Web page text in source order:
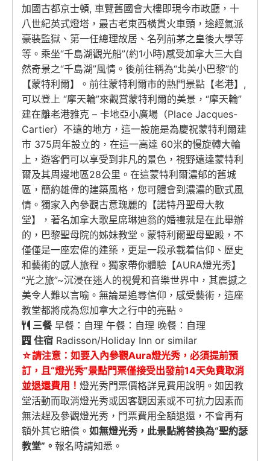
加國古都京士頓, 車覽舊國會大樓即現今市政廳，十
八世紀英式燈塔，最古老東西橫貫火車頭，途經氣派
豪裝監獄、第一任總理故居、名列前茅之皇後大學等
等。乘坐“千島湖觀光船”(約1小時)感受加拿大三大自
然奇景之“千島湖”風情。後前往稱為“北美小巴黎”的
【蒙特利爾】。前往蒙特利爾市的熱門景點【老港】,
可以登上 “摩天輪”來觀賞蒙特利爾的美景，“摩天輪”
建在離老港雅克 – 卡地亞小廣場（Place Jacques-
Cartier）不遠的地方，這一設施是為慶祝蒙特利爾建
市 375周年設立的，在這一高達 60米的慢旋轉大輪
上，遊客們可以享受到非凡的景色，視野遠達蒙特利
爾及其周邊地區28公里。在這蒙特利爾濃郁的舊城
區，簡約雄偉的建築風格，您可體會到濃濃的歐式風
情。獨家入內參觀古意瑰麗的【諾特丹聖母大教
堂】，著名加拿大歌星席琳迪翁的婚禮就是在此舉辦
的，巴黎聖母院的姊妹教堂。蒙特利爾聖母聖殿，不
僅僅是一座宏偉的建築，更是一段承載着信仰、歷史
和藝術的感人旅程。獨家帶你體驗【AURA燈光秀】
“光之旅”~沉浸在迷人的視覺和音樂世界中，其震撼之
美令人難以言喻。無論是追尋信仰，感受藝術，這座
教堂都將成為您加拿大之行中的亮點。
三餐早餐：自理 午餐：自理 晚餐：自理
住宿 Radisson/Holiday Inn or similar
☆請注意：如要入內參觀Aura燈光秀，必須提前預
訂，且“燈光秀”景點門票僅接受出發前14天免費取消
並退還費用！ 燈光秀門票價格詳見費用說明。如因教
堂活動而取消燈光秀或因客觀因素或不可抗力因素而
無法趕及參觀燈光秀，門票費用全額退還，不會再有
額外其它賠償。 如無燈光秀，此景點將替換為“聖約瑟
教堂”。 報名時請知悉。